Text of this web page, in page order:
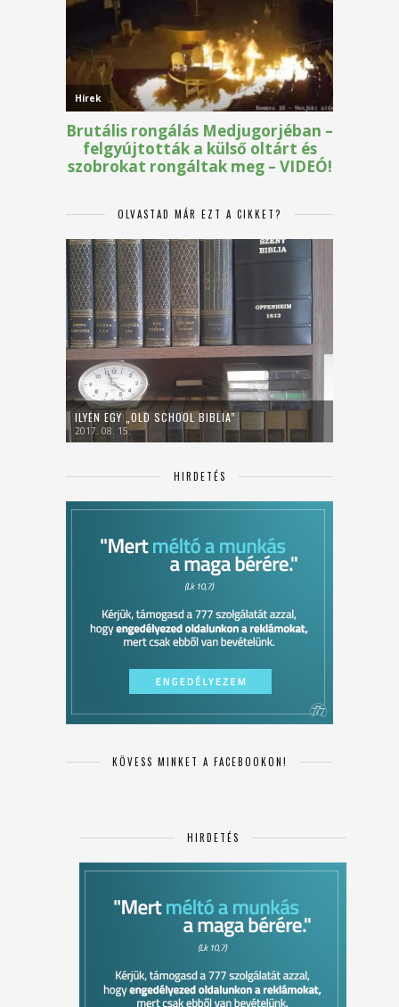
OLVASTAD MÁR EZT A CIKKET?
ILYEN EGY „OLD SCHOOL BIBLIA”
2017. 08. 15.
HIRDETÉS
KÖVESS MINKET A FACEBOOKON!
HIRDETÉS